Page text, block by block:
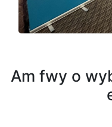
Am fwy o